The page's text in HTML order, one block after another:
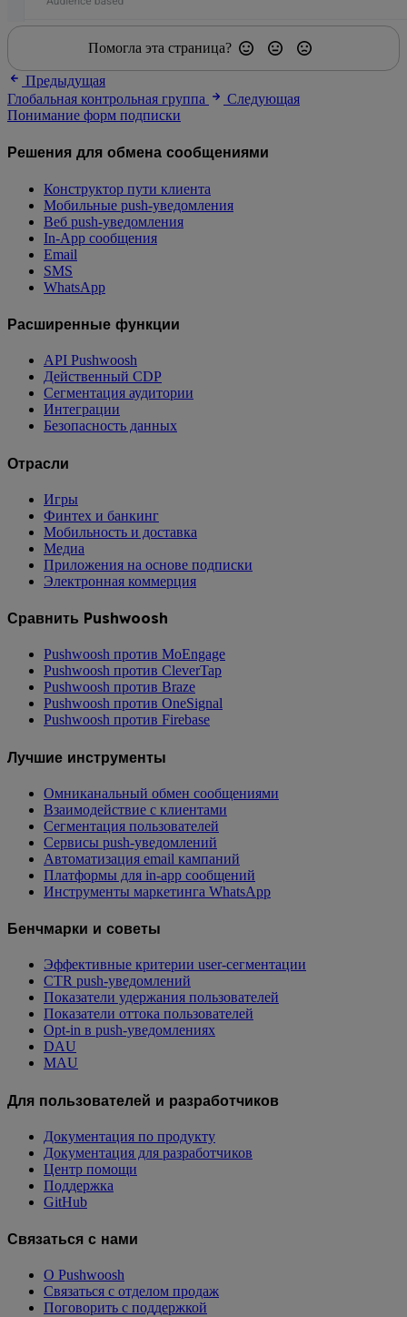
Помогла эта страница?
Предыдущая
Глобальная контрольная группа
Следующая
Понимание форм подписки
Решения для обмена сообщениями
Конструктор пути клиента
Мобильные push-уведомления
Веб push-уведомления
In-App сообщения
Email
SMS
WhatsApp
Расширенные функции
API Pushwoosh
Действенный CDP
Сегментация аудитории
Интеграции
Безопасность данных
Отрасли
Игры
Финтех и банкинг
Мобильность и доставка
Медиа
Приложения на основе подписки
Электронная коммерция
Сравнить Pushwoosh
Pushwoosh против MoEngage
Pushwoosh против CleverTap
Pushwoosh против Braze
Pushwoosh против OneSignal
Pushwoosh против Firebase
Лучшие инструменты
Омниканальный обмен сообщениями
Взаимодействие с клиентами
Сегментация пользователей
Сервисы push-уведомлений
Автоматизация email кампаний
Платформы для in-app сообщений
Инструменты маркетинга WhatsApp
Бенчмарки и советы
Эффективные критерии user-сегментации
CTR push-уведомлений
Показатели удержания пользователей
Показатели оттока пользователей
Opt-in в push-уведомлениях
DAU
MAU
Для пользователей и разработчиков
Документация по продукту
Документация для разработчиков
Центр помощи
Поддержка
GitHub
Связаться с нами
О Pushwoosh
Связаться с отделом продаж
Поговорить с поддержкой